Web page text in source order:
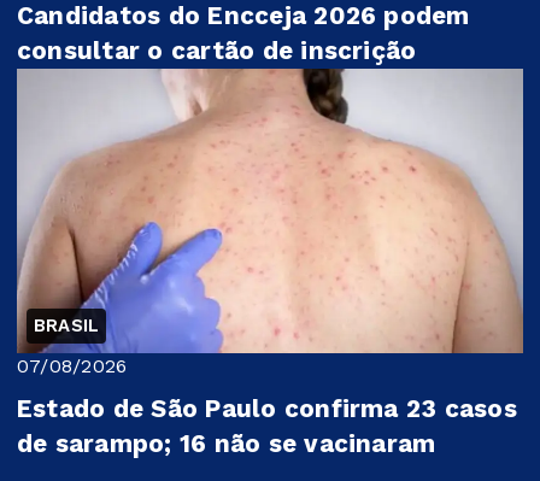
Candidatos do Encceja 2026 podem
consultar o cartão de inscrição
BRASIL
07/08/2026
Estado de São Paulo confirma 23 casos
de sarampo; 16 não se vacinaram